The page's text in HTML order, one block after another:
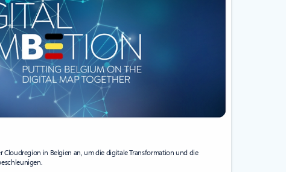
in Belgien an, um die digitale Transformation und die